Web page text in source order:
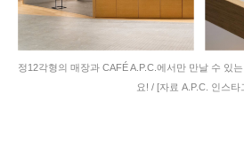
정12각형의 매장과 CAFÉ A.P.C.에서만 만날 수 있
요! / [자료 A.P.C. 인스타